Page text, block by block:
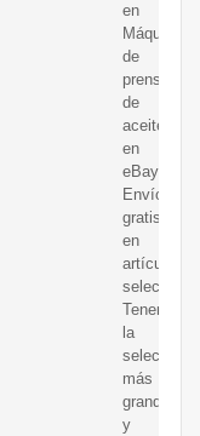
en
Máquina
de
prensa
de
aceite
en
eBay.
Envío
gratis
en
artículos
Tenemos
la
selección
más
grande
y